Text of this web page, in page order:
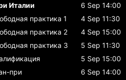
Италии 6 Sep 14:00
практика 1 4 Sep 11:30
практика 2 4 Sep 15:00
практика 3 5 Sep 11:30
5 Sep 15:00
при 6 Sep 14:00